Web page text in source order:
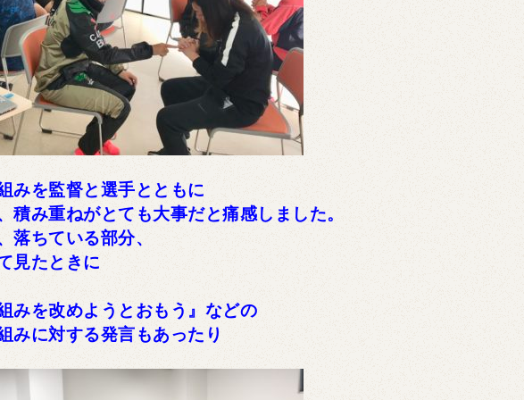
みを監督と選手とともに
積み重ねがとても大事だと痛感しました。
落ちている部分、
見たときに
みを改めようとおもう』などの
みに対する発言もあったり